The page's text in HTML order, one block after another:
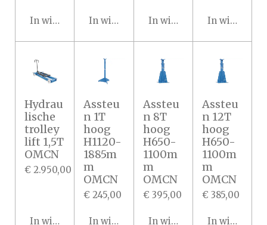
In winkelwagenIn winkelwagenIn winkelwagen
In
Hydrau
lische
trolley
lift 1,5T
OMCN
€ 2.950,00
In winkelwagen
Assteu
n 1T
hoog
H1120-
1885m
m
OMCN
€ 245,00
In winkelwagen
Assteu
n 8T
hoog
H650-
1100m
m
OMCN
€ 395,00
In winkelwagen
Assteu
n 12T
hoog
H650-
1100m
m
OMCN
€ 385,00
In